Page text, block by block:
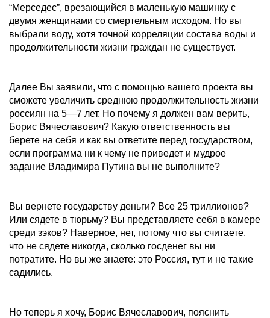
“Мерседес”, врезающийся в маленькую машинку с
двумя женщинами со смертельным исходом. Но вы
выбрали воду, хотя точной корреляции состава воды и
продолжительности жизни граждан не существует.
Далее Вы заявили, что с помощью вашего проекта вы
сможете увеличить среднюю продолжительность жизни
россиян на 5—7 лет. Но почему я должен вам верить,
Борис Вячеславович? Какую ответственность вы
берете на себя и как вы ответите перед государством,
если программа ни к чему не приведет и мудрое
задание Владимира Путина вы не выполните?
Вы вернете государству деньги? Все 25 триллионов?
Или сядете в тюрьму? Вы представляете себя в камере
среди зэков? Наверное, нет, потому что вы считаете,
что не сядете никогда, сколько госденег вы ни
потратите. Но вы же знаете: это Россия, тут и не такие
садились.
Но теперь я хочу, Борис Вячеславович, пояснить